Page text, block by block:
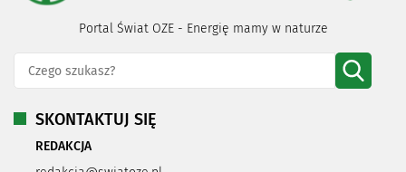
Portal Świat OZE - Energię mamy w naturze
SKONTAKTUJ SIĘ
REDAKCJA